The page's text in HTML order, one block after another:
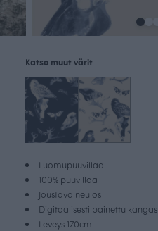
Luomupuuvillaa
100% puuvillaa
Joustava neulos
Digitaalisesti painettu kangas
Leveys 170cm
Katso muut värit